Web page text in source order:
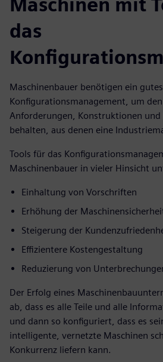
das
Maschinenbauer benötigen ein
Konfigurationsmanagement, um
Anforderungen, Konstruktionen und
behalten, aus denen eine
Tools für das
Maschinenbauer in vieler Hinsicht
Einhaltung von Vorschriften
Erhöhung der
Steigerung der
Effizientere Kostengestaltung
Reduzierung von
Der Erfolg eines
ab, dass es alle Teile und alle
und dann so konfiguriert, dass es
intelligente, vernetzte Maschinen
Konkurrenz liefern kann.